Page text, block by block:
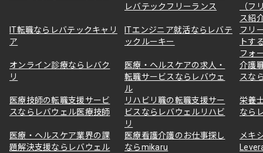
レバテックフリーランス
（フ
ス紹
IT転職ならレバテックキャリ
ア
ITエンジニア就活ならレバテ
ックルーキー
フリ
トす
フォ
オンライン診療ならレバク
リ
医療・ヘルスケアの求人・
転職サービスならレバウェ
ル
介護
スな
医療技師の転職支援サービ
スならレバウェル医療技師
リハビリ職の転職支援サー
ビスならレバウェルリハビ
リ
栄養
なら
医療・ヘルスケア業界の課
題解決支援ならレバウェル
医療看護介護のお仕事探し
ならmikaru
メキ